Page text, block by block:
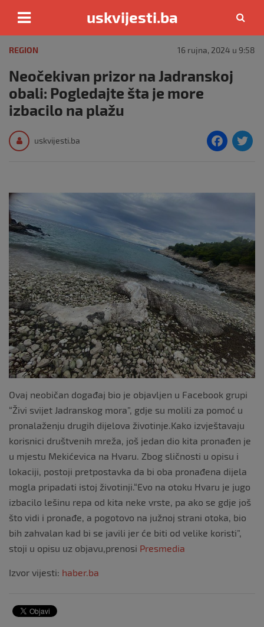
content
uskvijesti.ba
REGION 16 rujna, 2024 u 9:58
Neočekivan prizor na Jadranskoj
obali: Pogledajte šta je more
izbacilo na plažu
uskvijesti.ba
F
e
o
o
k
Ovaj neobičan događaj bio je objavljen u Facebook grupi
“Živi svijet Jadranskog mora”, gdje su molili za pomoć u
pronalaženju drugih dijelova životinje.Kako izvještavaju
korisnici društvenih mreža, još jedan dio kita pronađen je
u mjestu Mekićevica na Hvaru. Zbog sličnosti u opisu i
lokaciji, postoji pretpostavka da bi oba pronađena dijela
mogla pripadati istoj životinji.“Evo na otoku Hvaru je jugo
izbacilo lešinu repa od kita neke vrste, pa ako se gdje još
što vidi i pronađe, a pogotovo na južnoj strani otoka, bio
bih zahvalan kad bi se javili jer će biti od velike koristi”,
stoji u opisu uz objavu,prenosi Presmedia
Izvor vijesti: haber.ba